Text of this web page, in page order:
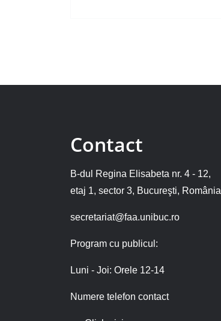
Contact
B-dul Regina Elisabeta nr. 4 - 12,
etaj 1, sector 3, Bucureşti, România
secretariat@faa.unibuc.ro
Program cu publicul:
Luni - Joi: Orele 12-14
Numere telefon contact